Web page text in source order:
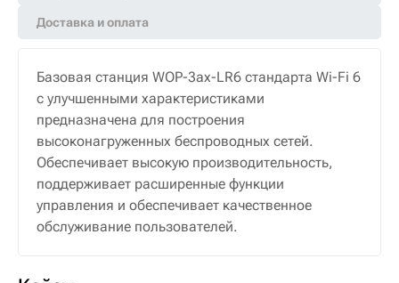
Доставка и оплата
Базовая станция WOP-3ax-LR6 стандарта Wi-Fi 6
с улучшенными характеристиками
предназначена для построения
высоконагруженных беспроводных сетей.
Обеспечивает высокую производительность,
поддерживает расширенные функции
управления и обеспечивает качественное
обслуживание пользователей.